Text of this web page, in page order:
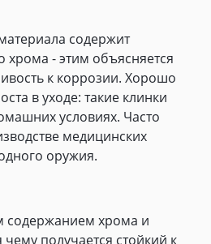
содержит
хрома - этим объясняется
к коррозии. Хорошо
в уходе: такие клинки
условиях. Часто
медицинских
оружия.
содержанием хрома и
чему получается стойкий к